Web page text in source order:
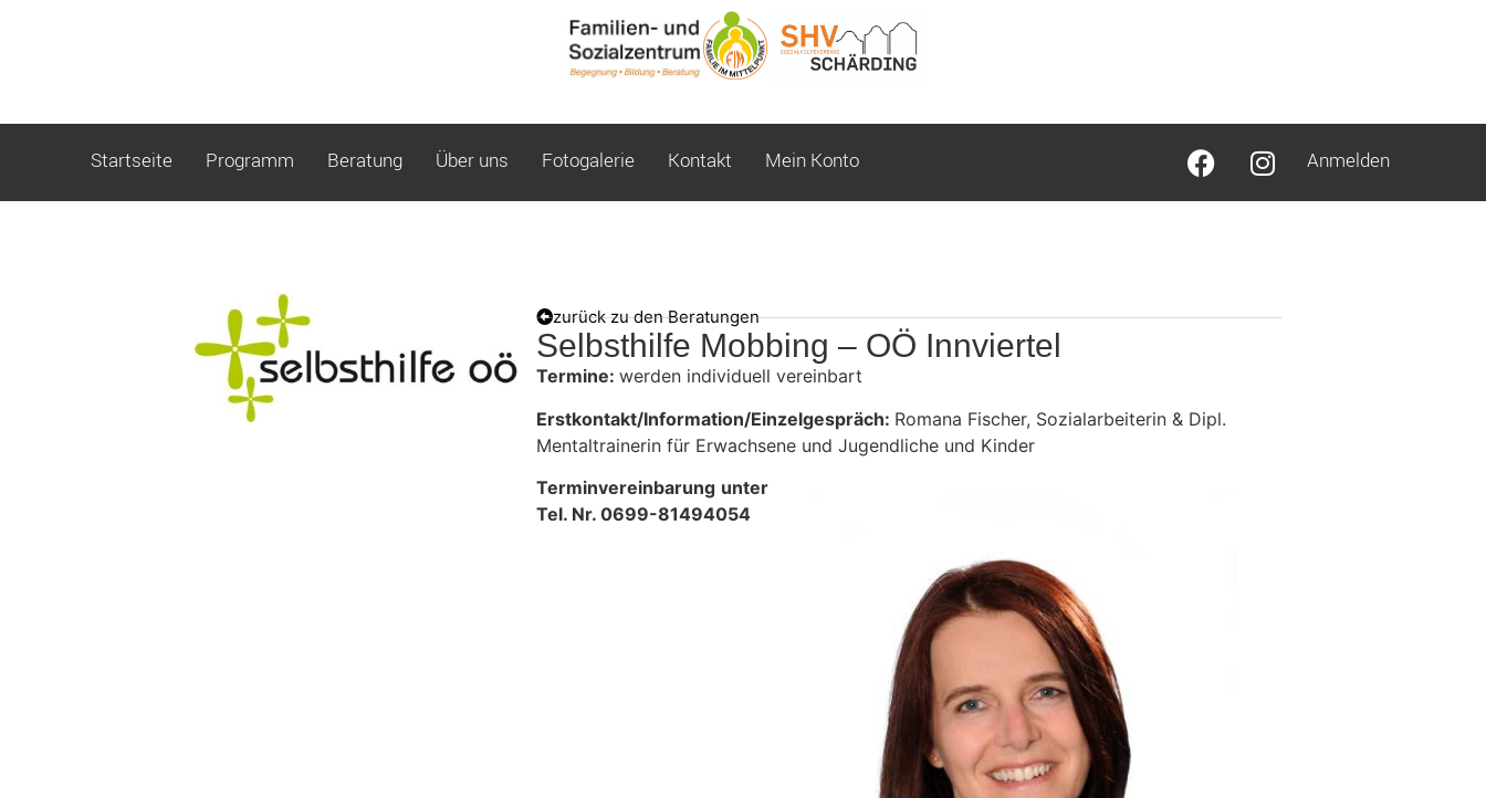
Startseite Programm Beratung Über uns Fotogalerie Kontakt Mein Konto Anmelden
zurück zu den Beratungen
Selbsthilfe Mobbing – OÖ Innviertel
Termine:werden individuell vereinbart
Erstkontakt/Information/Einzelgespräch: Romana Fischer, Sozialarbeiterin & Dipl.
Mentaltrainerin für Erwachsene und Jugendliche und Kinder
Terminvereinbarung unter
Tel. Nr. 0699-81494054